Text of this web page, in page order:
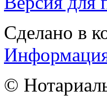
Сделано в
©